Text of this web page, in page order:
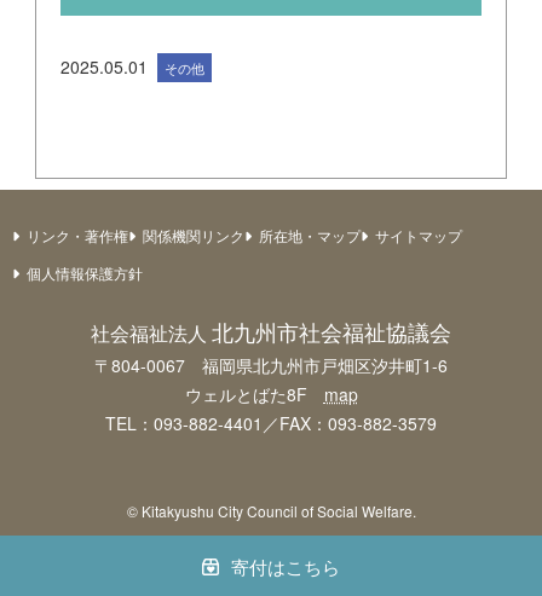
2025.05.01 その他
リンク・著作権 関係機関リンク 所在地・マップ
サイトマップ
個人情報保護方針
社会福祉法人 北九州市社会福祉協議会
〒804-0067 福岡県北九州市戸畑区汐井町1-6
ウェルとばた8F map
TEL：093-882-4401／FAX：093-882-3579
© Kitakyushu City Council of Social Welfare.
寄付はこちら